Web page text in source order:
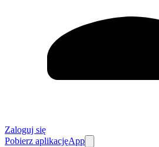
Zaloguj się
Pobierz aplikacjęApp